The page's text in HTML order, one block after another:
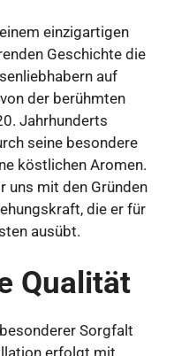
einzigartigen
Geschichte die
auf
der berühmten
Jahrhunderts
seine besondere
köstlichen Aromen.
uns mit den Gründen
die er für
ausübt.
Qualität
Sorgfalt